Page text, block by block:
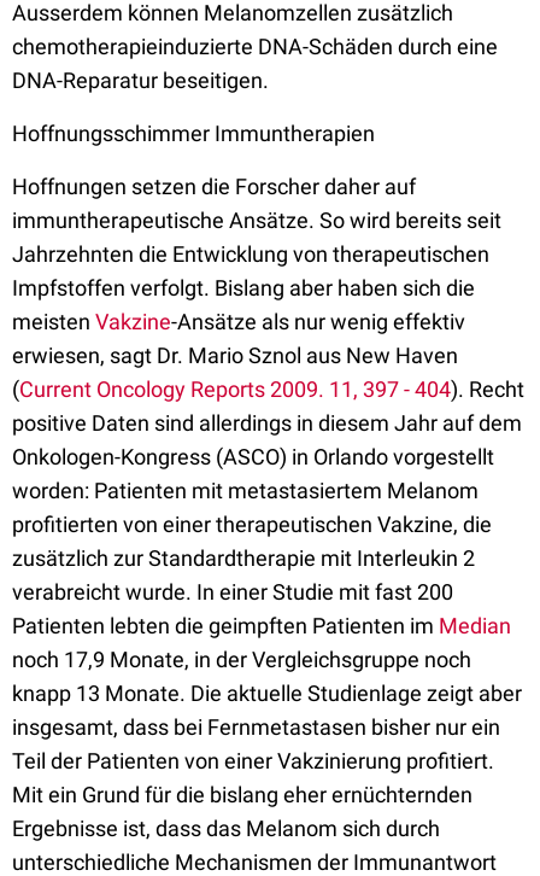
Ausserdem können Melanomzellen zusätzlich
chemotherapieinduzierte DNA-Schäden durch eine
DNA-Reparatur beseitigen.
Hoffnungsschimmer Immuntherapien
Hoffnungen setzen die Forscher daher auf
immuntherapeutische Ansätze. So wird bereits seit
Jahrzehnten die Entwicklung von therapeutischen
Impfstoffen verfolgt. Bislang aber haben sich die
meisten Vakzine-Ansätze als nur wenig effektiv
erwiesen, sagt Dr. Mario Sznol aus New Haven
(Current Oncology Reports 2009. 11, 397 - 404). Recht
positive Daten sind allerdings in diesem Jahr auf dem
Onkologen-Kongress (ASCO) in Orlando vorgestellt
worden: Patienten mit metastasiertem Melanom
profitierten von einer therapeutischen Vakzine, die
zusätzlich zur Standardtherapie mit Interleukin 2
verabreicht wurde. In einer Studie mit fast 200
Patienten lebten die geimpften Patienten im Median
noch 17,9 Monate, in der Vergleichsgruppe noch
knapp 13 Monate. Die aktuelle Studienlage zeigt aber
insgesamt, dass bei Fernmetastasen bisher nur ein
Teil der Patienten von einer Vakzinierung profitiert.
Mit ein Grund für die bislang eher ernüchternden
Ergebnisse ist, dass das Melanom sich durch
unterschiedliche Mechanismen der Immunantwort